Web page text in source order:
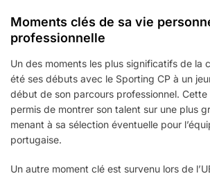
Moments clés de sa vie
professionnelle
Un des moments les plus significatifs de la
été ses débuts avec le Sporting CP à un
début de son parcours professionnel.
permis de montrer son talent sur une plus
menant à sa sélection éventuelle pour
portugaise.
Un autre moment clé est survenu lors de